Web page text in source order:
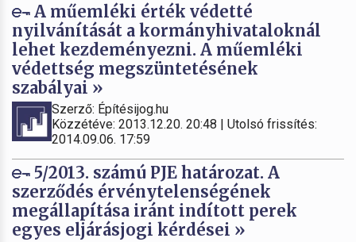
A műemléki érték védetté
nyilvánítását a kormányhivataloknál
lehet kezdeményezni. A műemléki
védettség megszüntetésének
szabályai »
Szerző: Építésijog.hu
Közzétéve: 2013.12.20. 20:48 | Utolsó frissítés:
2014.09.06. 17:59
5/2013. számú PJE határozat. A
szerződés érvénytelenségének
megállapítása iránt indított perek
egyes eljárásjogi kérdései »